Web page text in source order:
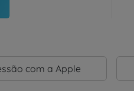
com a Apple